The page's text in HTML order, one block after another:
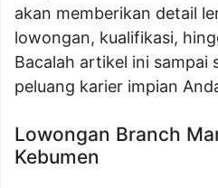
akan memberikan detail
lowongan, kualifikasi,
Bacalah artikel ini sampai
peluang karier impian
Lowongan Branch
Kebumen